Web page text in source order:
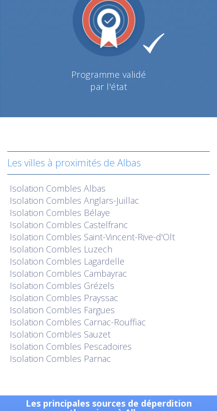
Programme validé
par l'état
Les villes à proximités de Albas
Isolation Combles Albas
Isolation Combles Anglars-Juillac
Isolation Combles Bélaye
Isolation Combles Castelfranc
Isolation Combles Saint-Vincent-Rive-d'Olt
Isolation Combles Luzech
Isolation Combles Lagardelle
Isolation Combles Cambayrac
Isolation Combles Grézels
Isolation Combles Prayssac
Isolation Combles Fargues
Isolation Combles Carnac-Rouffiac
Isolation Combles Sauzet
Isolation Combles Pescadoires
Isolation Combles Parnac
Les principales sources de déperdition